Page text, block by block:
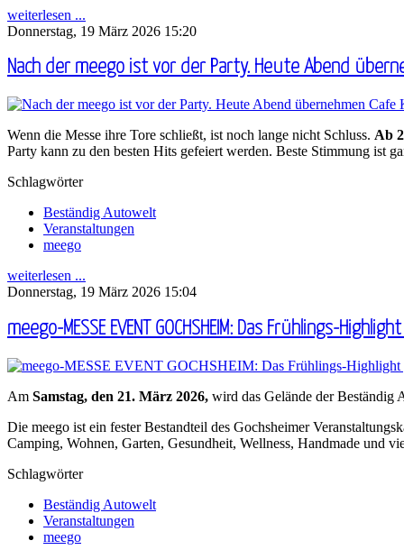
weiterlesen ...
Donnerstag, 19 März 2026 15:20
Nach der meego ist vor der Party. Heute Abend
Wenn die Messe ihre Tore schließt, ist noch lange nicht Schluss. Ab
Party kann zu den besten Hits gefeiert werden. Beste Stimmung ist
Schlagwörter
Beständig Autowelt
Veranstaltungen
meego
weiterlesen ...
Donnerstag, 19 März 2026 15:04
meego-MESSE EVENT GOCHSHEIM: Das Frühlings-
Am Samstag, den 21. März 2026, wird das Gelände der
Die meego ist ein fester Bestandteil des Gochsheimer
Camping, Wohnen, Garten, Gesundheit, Wellness, Handmade und
Schlagwörter
Beständig Autowelt
Veranstaltungen
meego